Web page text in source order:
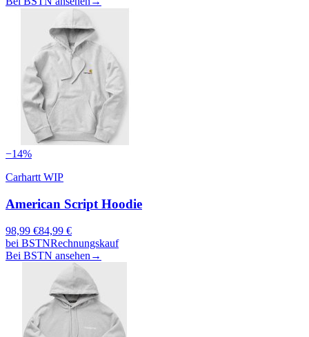
−14%
Carhartt WIP
American Script Hoodie
98,99 €84,99 €
bei BSTNRechnungskauf
Bei BSTN ansehen →